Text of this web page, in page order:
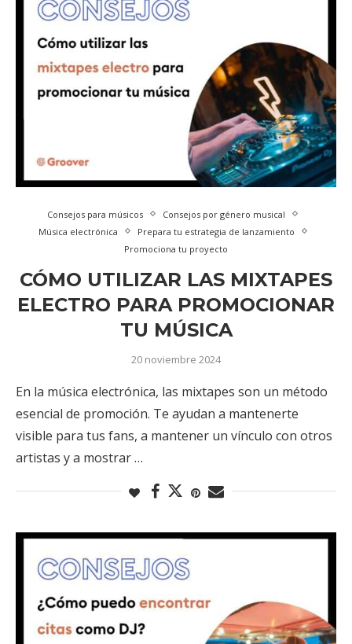
Consejos para músicos
Consejos por género musical
Música electrónica
Prepara tu estrategia de lanzamiento
Promociona tu proyecto
CÓMO UTILIZAR LAS MIXTAPES
ELECTRO PARA PROMOCIONAR
TU MÚSICA
20 noviembre 2024
En la música electrónica, las mixtapes son un método
esencial de promoción. Te ayudan a mantenerte
visible para tus fans, a mantener un vínculo con otros
artistas y a mostrar …